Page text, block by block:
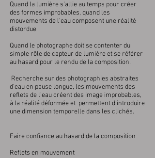
Quand la lumière s’allie au temps pour créer
des formes improbables, quand les
mouvements de l’eau composent une réalité
distordue
Quand le photographe doit se contenter du
simple rôle de capteur de lumière et se référer
au hasard pour le rendu de la composition.
Recherche sur des photographies abstraites
d’eau en pause longue, les mouvements des
reflets de l’eau créent des image improbables,
à la réalité déformée et permettent d’introduire
une dimension temporelle dans les clichés.
Faire confiance au hasard de la composition
Reflets en mouvement